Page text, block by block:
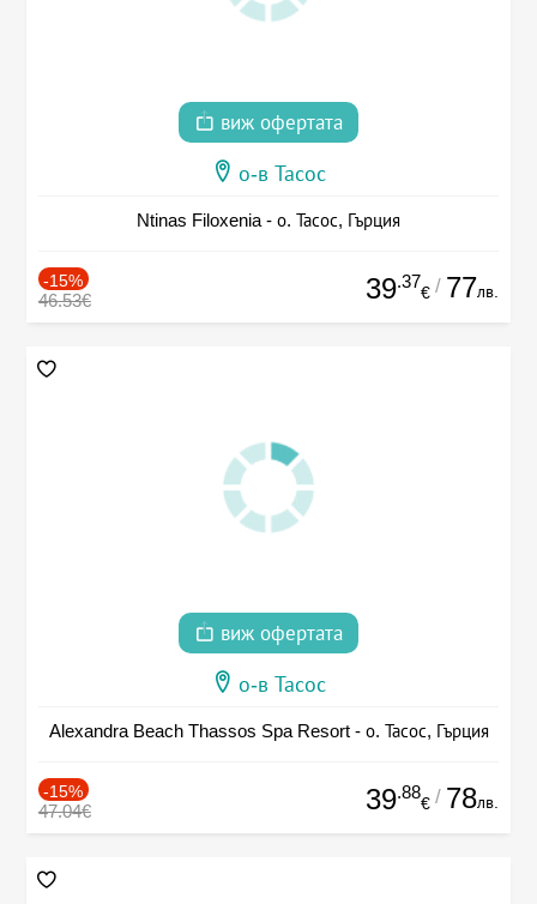
виж офертата
о-в Тасос
Ntinas Filoxenia - о. Тасос, Гърция
-15%
46.53€ 39.37
€ / 77лв.
виж офертата
о-в Тасос
Alexandra Beach Thassos Spa Resort - о. Тасос, Гърция
-15%
47.04€ 39.88
€ / 78лв.